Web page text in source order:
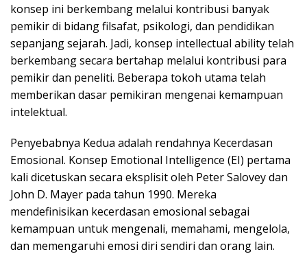
konsep ini berkembang melalui kontribusi banyak
pemikir di bidang filsafat, psikologi, dan pendidikan
sepanjang sejarah. Jadi, konsep intellectual ability telah
berkembang secara bertahap melalui kontribusi para
pemikir dan peneliti. Beberapa tokoh utama telah
memberikan dasar pemikiran mengenai kemampuan
intelektual.
Penyebabnya Kedua adalah rendahnya Kecerdasan
Emosional. Konsep Emotional Intelligence (EI) pertama
kali dicetuskan secara eksplisit oleh Peter Salovey dan
John D. Mayer pada tahun 1990. Mereka
mendefinisikan kecerdasan emosional sebagai
kemampuan untuk mengenali, memahami, mengelola,
dan memengaruhi emosi diri sendiri dan orang lain.